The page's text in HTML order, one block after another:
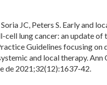
Soria JC, Peters S. Early and
cell lung cancer: an update of
Guidelines focusing on
and local therapy. Ann
de 2021;32(12):1637-42.